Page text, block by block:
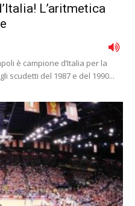
L’aritmetica
è campione d’Italia per la
scudetti del 1987 e del 1990...